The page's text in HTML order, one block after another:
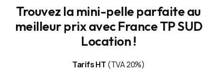
Trouvez la mini-pelle parfaite au
meilleur prix avec France TP SUD
Location !
Tarifs HT (TVA 20%)